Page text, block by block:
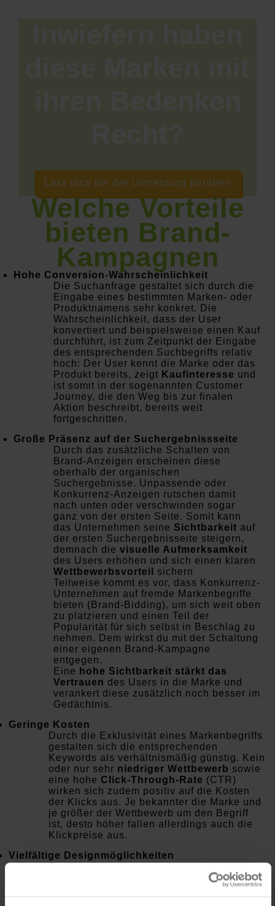
Lass dich bei der Umsetzung beraten!
Welche Vorteile
bieten Brand-
Kampagnen
Hohe Conversion-Wahrscheinlichkeit
Die Suchanfrage gestaltet sich durch die
Eingabe eines bestimmten Marken- oder
Produktnamens sehr konkret. Die
Wahrscheinlichkeit, dass der User
konvertiert und beispielsweise einen Kauf
durchführt, ist zum Zeitpunkt der Eingabe
des entsprechenden Suchbegriffs relativ
hoch: Der User kennt die Marke oder das
Produkt bereits, zeigt Kaufinteresse und
ist somit in der sogenannten Customer
Journey, die den Weg bis zur finalen
Aktion beschreibt, bereits weit
fortgeschritten.
Große Präsenz auf der Suchergebnissseite
Durch das zusätzliche Schalten von
Brand-Anzeigen erscheinen diese
oberhalb der organischen
Suchergebnisse. Unpassende oder
Konkurrenz-Anzeigen rutschen damit
nach unten oder verschwinden sogar
ganz von der ersten Seite. Somit kann
das Unternehmen seine Sichtbarkeit auf
der ersten Suchergebnisseite steigern,
demnach dievisuelle Aufmerksamkeit
des Users erhöhen und sich einen klaren
Wettbewerbsvorteil
sichern
Teilweise kommt es vor, dass Konkurrenz-
Unternehmen auf fremde Markenbegriffe
bieten (Brand-Bidding), um sich weit oben
zu platzieren und einen Teil der
Popularität für sich selbst in Beschlag zu
nehmen. Dem wirkst du mit der Schaltung
einer eigenen Brand-Kampagne
entgegen.
Eine hohe Sichtbarkeit stärkt das
Vertrauen des Users in die Marke und
verankert diese zusätzlich noch besser im
Gedächtnis.
Geringe Kosten
Durch die Exklusivität eines Markenbegriffs
gestalten sich die entsprechenden
Keywords als verhältnismäßig günstig. Kein
oder nur sehr niedriger Wettbewerb sowie
eine hohe Click-Through-Rate (CTR)
wirken sich zudem positiv auf die Kosten
der Klicks aus. Je bekannter die Marke und
je größer der Wettbewerb um den Begriff
ist, desto höher fallen allerdings auch die
Klickpreise aus.
Vielfältige Designmöglichkeiten
Die Möglichkeiten organische Anzeigen zu
Suchnetzwerkkampagnen von Google Ads